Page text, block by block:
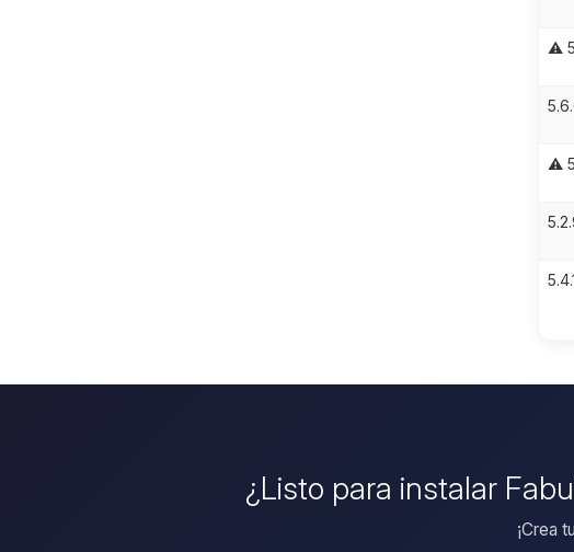
⚠️
⚠️
¿Listo para instalar
¡Crea